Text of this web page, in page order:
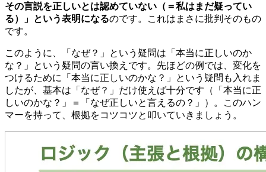
その言説を正しいとは認めていない（＝私はまだ疑ってい
る）」という表明になるのです。これはまさに批判そのもの
です。
このように、「なぜ？」という疑問は「本当に正しいのか
な？」という疑問の言い換えです。先ほどの例では、変化を
つけるために「本当に正しいのかな？」という疑問も入れま
したが、基本は「なぜ？」だけ使えば十分です（「本当に正
しいのかな？」＝「なぜ正しいと言えるの？」）。このハン
マーを持って、根拠をコツコツと叩いていきましょう。